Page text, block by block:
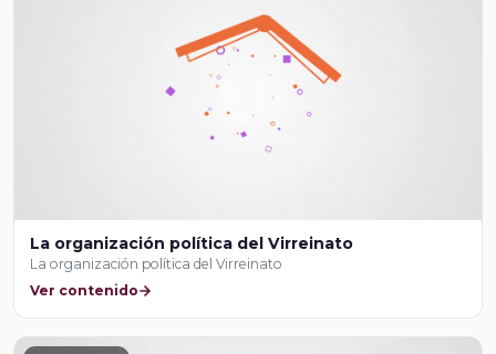
La organización política del Virreinato
La organización política del Virreinato
Ver contenido